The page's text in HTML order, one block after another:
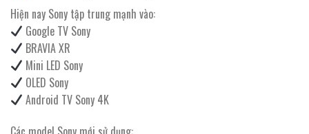
Hiện nay Sony tập trung mạnh vào:
Google TV Sony
BRAVIA XR
Mini LED Sony
OLED Sony
Android TV Sony 4K